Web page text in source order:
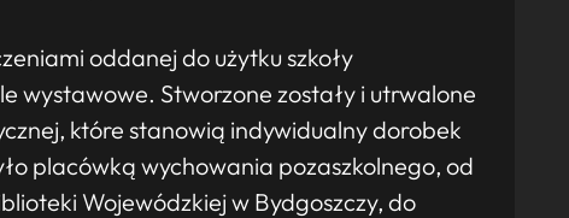
oddanej do użytku szkoły
wystawowe. Stworzone zostały i utrwalone
które stanowią indywidualny dorobek
placówką wychowania pozaszkolnego, od
Wojewódzkiej w Bydgoszczy, do